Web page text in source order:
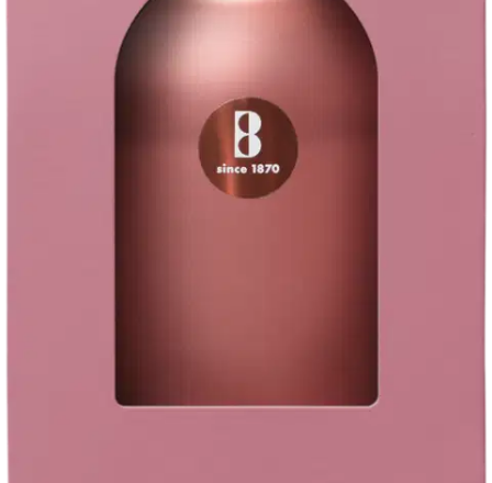
Käyttöturvallisuus
Oletko tyytyväinen tuotetietoihin?
Ovatko tuotetiedot riittävät? Jos tuotetiedoissa on puutteita tai niitä
Ensitilaajan pikaopas